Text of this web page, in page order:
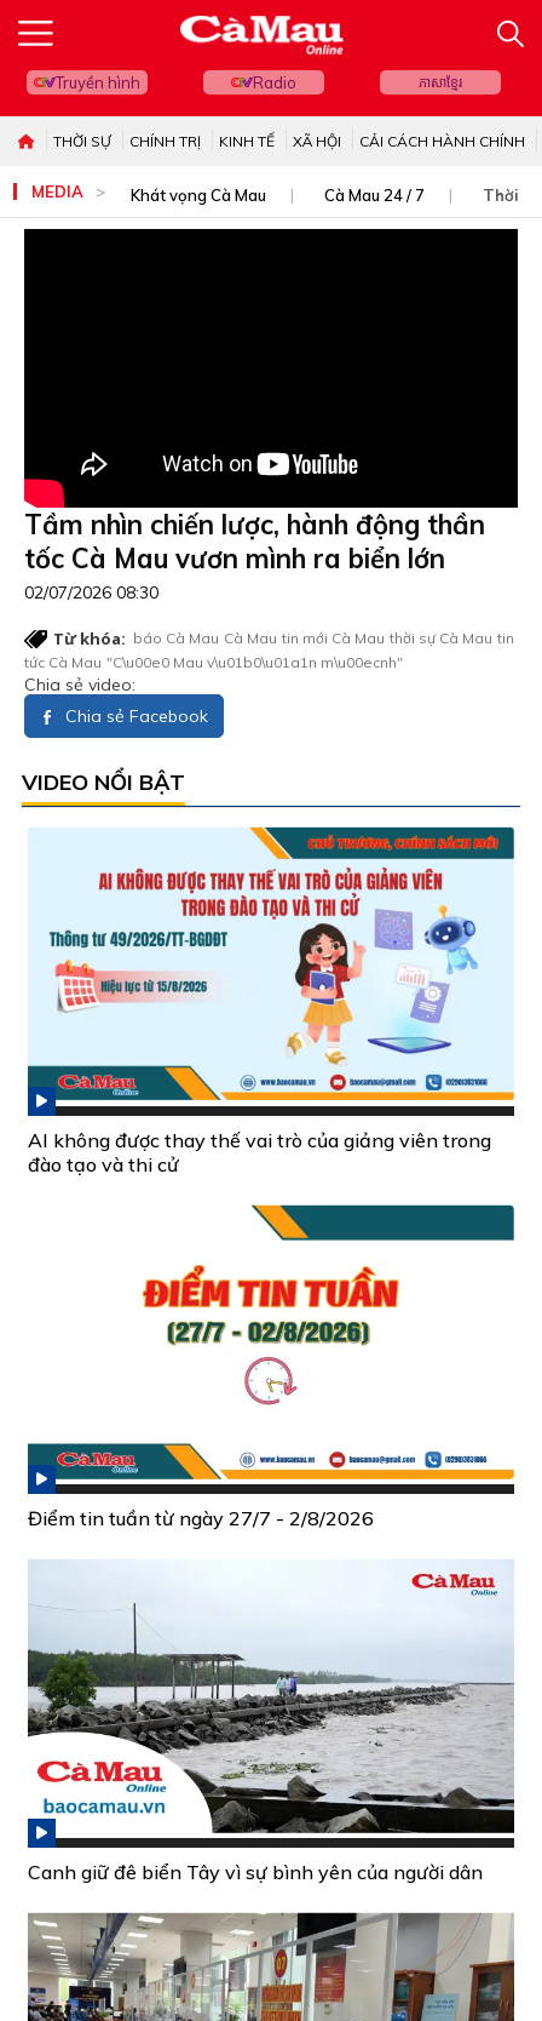
Truyền hình Radio ភាសាខ្មែរ
THỜI SỰ CHÍNH TRỊ KINH TẾ XÃ HỘI CẢI CÁCH HÀNH CHÍNH
MEDIA Khát vọng Cà Mau Cà Mau 24 / 7 Thời sự
Tầm nhìn chiến lược, hành động thần
tốc Cà Mau vươn mình ra biển lớn
02/07/2026 08:30
Từ khóa: báo Cà Mau Cà Mau tin mới Cà Mau thời sự Cà Mau tin
tức Cà Mau "C\u00e0 Mau v\u01b0\u01a1n m\u00ecnh"
Chia sẻ video:
Chia sẻ Facebook
VIDEO NỔI BẬT
AI không được thay thế vai trò của giảng viên trong
đào tạo và thi cử
Điểm tin tuần từ ngày 27/7 - 2/8/2026
Canh giữ đê biển Tây vì sự bình yên của người dân